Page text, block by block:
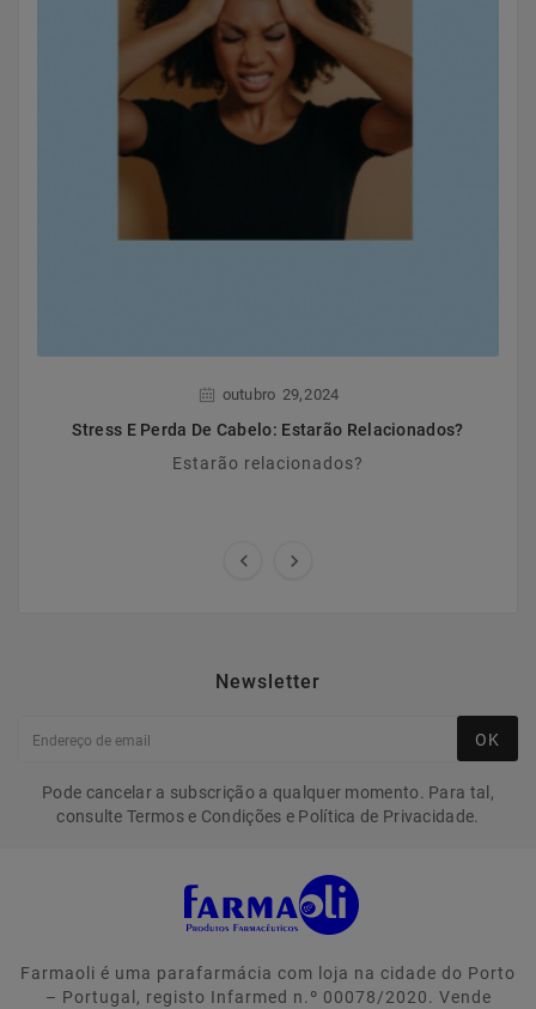
outubro 29, 2024
Stress E Perda De Cabelo: Estarão Relacionados?
Estarão relacionados?
 
Newsletter
OK
Pode cancelar a subscrição a qualquer momento. Para tal,
consulte Termos e Condições e Política de Privacidade.
Farmaoli é uma parafarmácia com loja na cidade do Porto
– Portugal, registo Infarmed n.º 00078/2020. Vende